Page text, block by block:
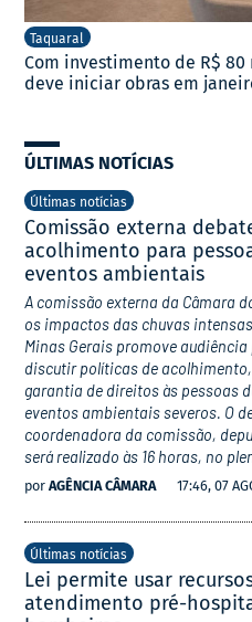
Taquaral
Com investimento de R$ 80
deve iniciar obras em
ÚLTIMAS NOTÍCIAS
Últimas notícias
Comissão externa
acolhimento para
eventos ambientais
A comissão externa da Câmara
os impactos das chuvas
Minas Gerais promove
discutir políticas de
garantia de direitos às pessoas
eventos ambientais severos. O
coordenadora da comissão,
será realizado às 16 horas, no
por AGÊNCIA CÂMARA 17:46, 07
Últimas notícias
Lei permite usar
atendimento pré-